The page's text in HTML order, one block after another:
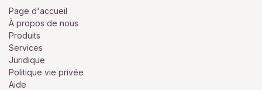
Page d'accueil
À propos de nous
Produits
Services
Juridique
Politique vie privée
Aide